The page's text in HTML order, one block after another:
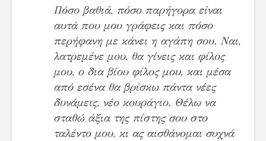
Πόσο βαθιά, πόσο παρήγορα είναι
αυτά που μου γράφεις και πόσο
περήφανη με κάνει η αγάπη σου. Ναι,
λατρεμένε μου, θα γίνεις και φίλος
μου, ο δια βίου φίλος μου, και μέσα
από εσένα θα βρίσκω πάντα νέες
δυνάμεις, νέο κουράγιο. Θέλω να
σταθώ άξια της πίστης σου στο
ταλέντο μου, κι ας αισθάνομαι συχνά